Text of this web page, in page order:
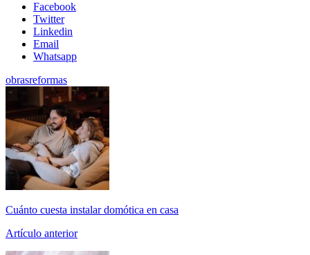
Facebook
Twitter
Linkedin
Email
Whatsapp
obrasreformas
Cuánto cuesta instalar domótica en casa
Artículo anterior